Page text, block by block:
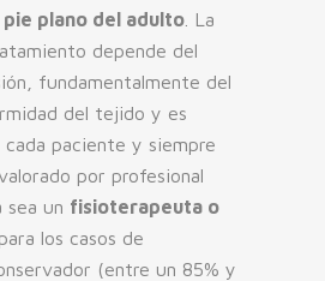
plano del adulto . La
depende del
fundamentalmente del
del tejido y es
cada paciente y siempre
por profesional
sea un fisioterapeuta o
para los casos de
(entre un 85% y